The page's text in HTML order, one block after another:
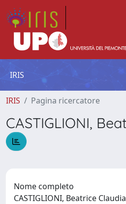
IRIS
IRIS Pagina ricercatore
CASTIGLIONI,
Nome completo
CASTIGLIONI, Beatrice Claudia